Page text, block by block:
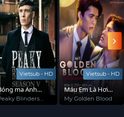
Vietsub - HD
ma Anh
(Phần 5)
Blinders
Vietsub - HD
Máu Em Là Hơi
Thở Của Tôi
My Golden Blood